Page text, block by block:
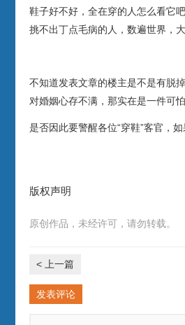
鞋子好不好，全在穿的人怎么看它
挑不出丁点毛病的人，数遍世界，
不知道发表文章的楼主是不是有脱
对婚姻心存不满，那实在是一件可怕
是否因此要警醒各位“穿鞋”客官，
版权声明
原创作品，未经许可，请勿转载。
< 上一篇
发表评论